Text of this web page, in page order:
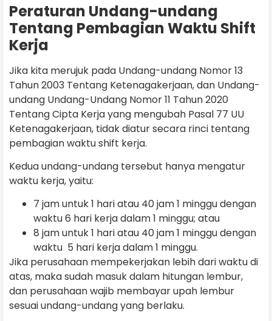
Peraturan Undang-undang
Tentang Pembagian Waktu Shift
Kerja
Jika kita merujuk pada Undang-undang Nomor 13
Tahun 2003 Tentang Ketenagakerjaan, dan Undang-
undang Undang-Undang Nomor 11 Tahun 2020
Tentang Cipta Kerja yang mengubah Pasal 77 UU
Ketenagakerjaan, tidak diatur secara rinci tentang
pembagian waktu shift kerja.
Kedua undang-undang tersebut hanya mengatur
waktu kerja, yaitu:
7 jam untuk 1 hari atau 40 jam 1 minggu dengan
waktu 6 hari kerja dalam 1 minggu; atau
8 jam untuk 1 hari atau 40 jam 1 minggu dengan
waktu 5 hari kerja dalam 1 minggu.
Jika perusahaan mempekerjakan lebih dari waktu di
atas, maka sudah masuk dalam hitungan lembur,
dan perusahaan wajib membayar upah lembur
sesuai undang-undang yang berlaku.